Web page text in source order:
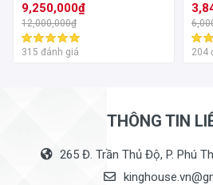
9,250,000₫
12,000,000₫
315 đánh giá 204
THÔNG TIN
265 Đ. Trần Thủ Độ, P. Phú